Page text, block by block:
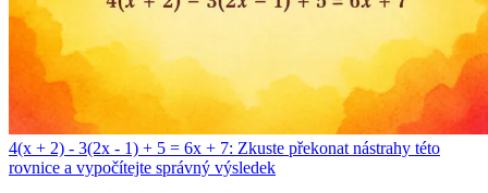
4(x + 2) - 3(2x - 1) + 5 = 6x + 7: Zkuste překonat nástrahy této
rovnice a vypočítejte správný výsledek